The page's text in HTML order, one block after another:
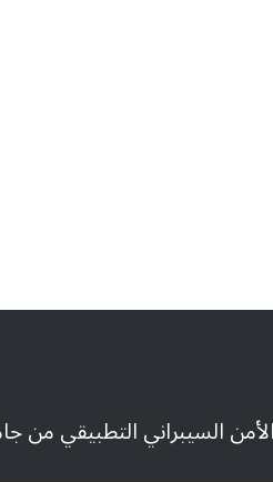
السيبراني التطبيقي من